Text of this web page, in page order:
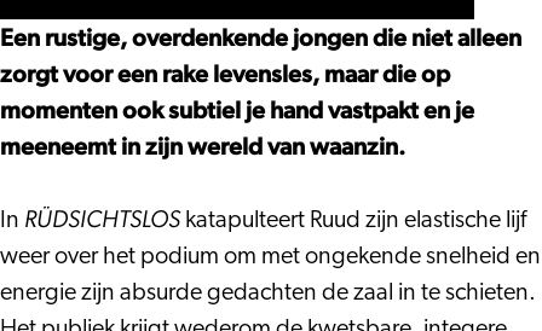
–
RÜDSICHTSLOS
Een rustige, overdenkende jongen die niet alleen
zorgt voor een rake levensles, maar die op
momenten ook subtiel je hand vastpakt en je
meeneemt in zijn wereld van waanzin.
In RÜDSICHTSLOS katapulteert Ruud zijn elastische lijf
weer over het podium om met ongekende snelheid en
energie zijn absurde gedachten de zaal in te schieten.